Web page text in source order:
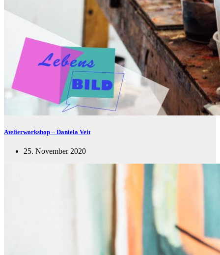
Atelierworkshop – Daniela Veit
25. November 2020